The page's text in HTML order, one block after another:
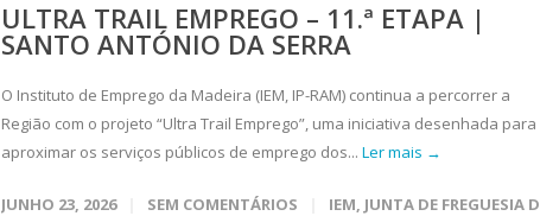
ULTRA TRAIL EMPREGO – 11.ª ETAPA |
SANTO ANTÓNIO DA SERRA
O Instituto de Emprego da Madeira (IEM, IP-RAM) continua a percorrer a
Região com o projeto “Ultra Trail Emprego”, uma iniciativa desenhada para
aproximar os serviços públicos de emprego dos... Ler mais →
JUNHO 23, 2026 SEM COMENTÁRIOS IEM, JUNTA DE FREGUESIA